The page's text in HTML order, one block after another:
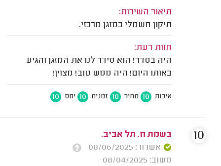
תיאור השירות:
תיקון חשמלי במזגן מרכזי.
חוות דעת:
היה בסדר! הוא סידר לנו את המזגן והגיע
באותו היום! היה ממש טוב! מצוין!
איכות 10 מחיר 10 זמנים 10 יחס 10
בשמת ח. תל אביב.
אשרור: 08/06/2025
משוב: 08/04/2025
10